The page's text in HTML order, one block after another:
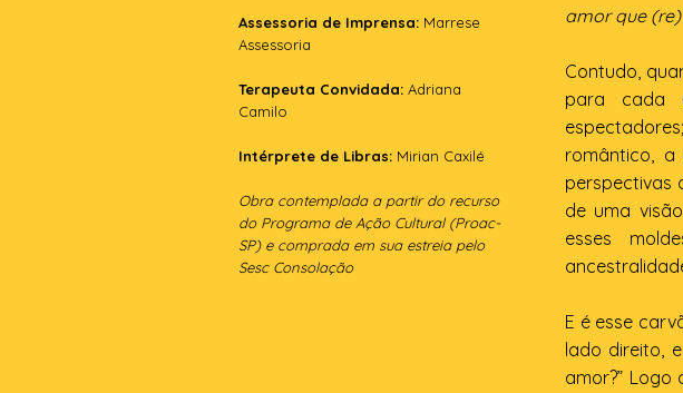
Assessoria de Imprensa: Marrese
Assessoria
Terapeuta Convidada: Adriana
Camilo
Intérprete de Libras: Mirian Caxilé
Obra contemplada a partir do recurso
do Programa de Ação Cultural (Proac-
SP) e comprada em sua estreia pelo
Sesc Consolação
amor que (re)
Contudo,
para cada
romântico,
perspectivas
de uma
esses
E é esse
lado direito,
amor?”